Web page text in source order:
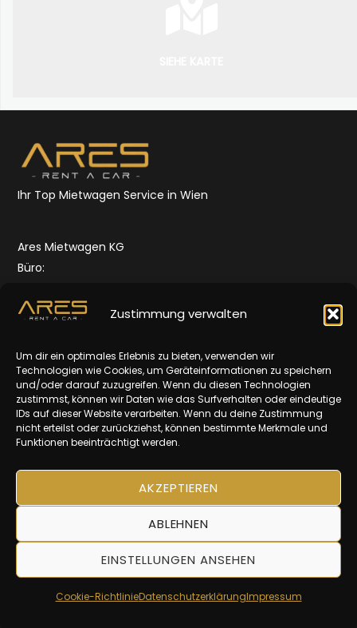
Zustimmung verwalten
Um dir ein optimales Erlebnis zu bieten, verwenden wir
Technologien wie Cookies, um Geräteinformationen zu speichern
und/oder darauf zuzugreifen. Wenn du diesen Technologien
zustimmst, können wir Daten wie das Surfverhalten oder eindeutige
IDs auf dieser Website verarbeiten. Wenn du deine Zustimmung
nicht erteilst oder zurückziehst, können bestimmte Merkmale und
Funktionen beeinträchtigt werden.
AKZEPTIEREN
ABLEHNEN
EINSTELLUNGEN ANSEHEN
Cookie-RichtlinieDatenschutzerklärungImpressum
Ihr Top Mietwagen Service in Wien
Ares Mietwagen KG
Büro:
1100 Wien
Mo-Fr: 10-16 Uhr
Impressum
Datenschutz